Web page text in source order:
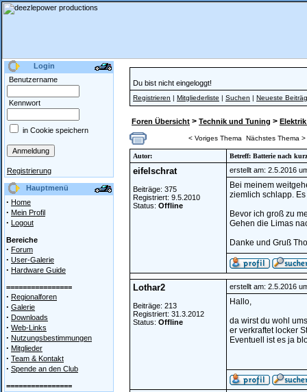
Login
Benutzername
Kennwort
in Cookie speichern
Registrierung
Hauptmenü
· Home
· Mein Profil
· Logout
Bereiche
· Forum
· User-Galerie
· Hardware Guide
================
· Regionalforen
· Galerie
· Downloads
· Web-Links
· Nutzungsbestimmungen
· Mitglieder
· Team & Kontakt
· Spende an den Club
================
Du bist nicht eingeloggt!
Registrieren | Mitgliederliste | Suchen | Neueste
Foren Übersicht > Technik und Tuning >
< Voriges Thema Nächstes Thema >
Autor: Betreff: Batterie nach
eifelschrat
Beiträge: 375
Registriert: 9.5.2010
Status: Offline
erstellt am: 2.5.2016
Bei meinem
ziemlich schlapp.
Bevor ich groß zu
Gehen die Limas
Danke und Gruß
Lothar2
Beiträge: 213
Registriert: 31.3.2012
Status: Offline
erstellt am: 2.5.2016
Hallo,
da wirst du wohl
er verkraftet locker
Eventuell ist es ja